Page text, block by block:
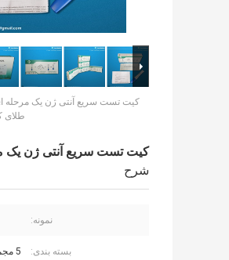
کیت تست سریع آنتی ژن یک مرحله
طلای
کیت تست سریع آنتی ژن یک
شرح
نمونه:
بسته بندی: 5 مجموعه در هر جعبه، 5 جعبه در هر جعبه بزرگ